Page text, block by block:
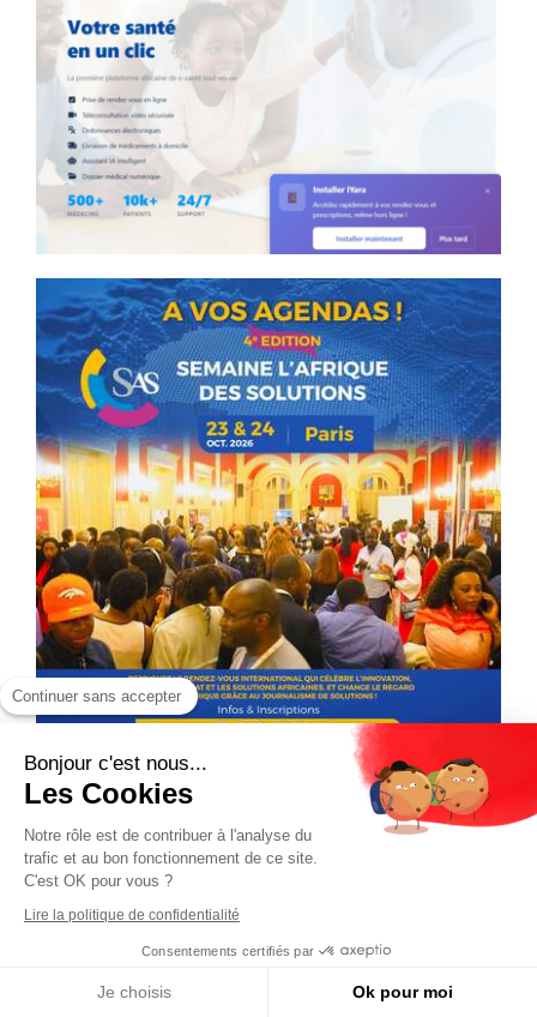
Continuer sans accepter
Bonjour c'est nous...
Les Cookies
Notre rôle est de contribuer à l'analyse du
trafic et au bon fonctionnement de ce site.
C'est OK pour vous ?
Lire la politique de confidentialité
Consentements certifiés par
Je choisis Ok pour moi